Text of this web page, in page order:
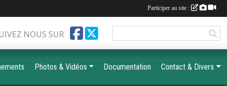
NOUS SUR
Photos & Vidéos Documentation Contact & Divers
Participer au site :